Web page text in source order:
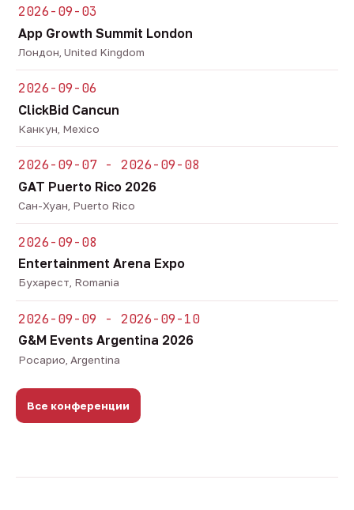
2026-09-03
App Growth Summit London
Лондон, United Kingdom
2026-09-06
ClickBid Cancun
Канкун, Mexico
2026-09-07 - 2026-09-08
GAT Puerto Rico 2026
Сан-Хуан, Puerto Rico
2026-09-08
Entertainment Arena Expo
Бухарест, Romania
2026-09-09 - 2026-09-10
G&M Events Argentina 2026
Росарио, Argentina
Все конференции